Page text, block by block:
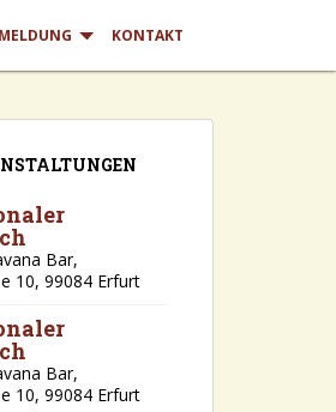
KONTAKT
Bar,
10, 99084 Erfurt
Bar,
10, 99084 Erfurt